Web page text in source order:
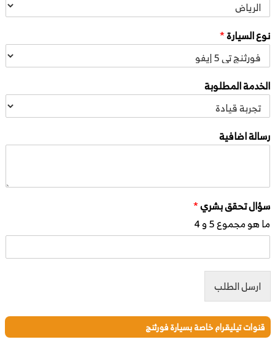
نوع السيارة*
الخدمة المطلوبة
رسالة اضافية
سؤال تحقق بشري*
ما هو مجموع 5 و 4
ارسل الطلب
قنوات تيليقرام خاصة بسيارة فورثنج